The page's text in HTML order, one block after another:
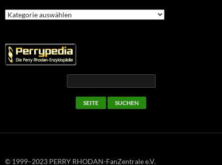
Kategorien
© 1999–2023 PERRY RHODAN-FanZentrale e.V.